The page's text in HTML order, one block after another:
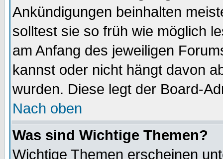
Ankündigungen beinhalten
solltest sie so früh wie möglich
am Anfang des jeweiligen
kannst oder nicht hängt davon
wurden. Diese legt der Board-
Nach oben
Was sind Wichtige Themen?
Wichtige Themen erscheinen